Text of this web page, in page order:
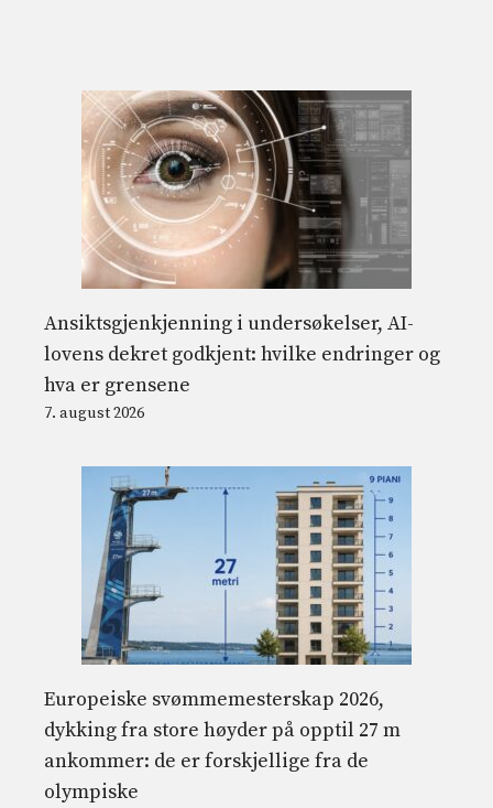
Ansiktsgjenkjenning i undersøkelser, AI-
lovens dekret godkjent: hvilke endringer og
hva er grensene
7. august 2026
Europeiske svømmemesterskap 2026,
dykking fra store høyder på opptil 27 m
ankommer: de er forskjellige fra de
olympiske